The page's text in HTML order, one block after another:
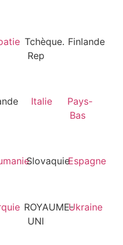
Tchèque.
Rep
Finlande
Italie
Pays-
Bas
SlovaquieEspagne
ROYAUME-
UNI
Ukraine